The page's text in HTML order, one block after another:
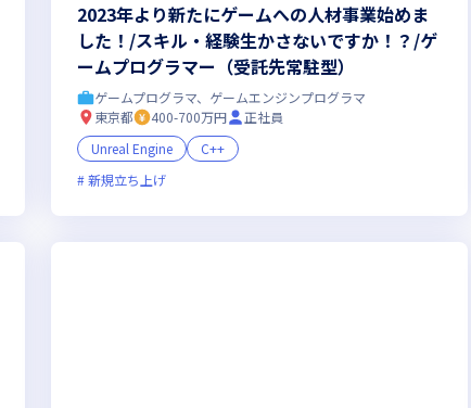
2023年より新たにゲームへの人材事業始めま
した！/スキル・経験生かさないですか！？/ゲ
ームプログラマー（受託先常駐型）
ゲームプログラマ、ゲームエンジンプログラマ
東京都
400-700万円
正社員
Unreal Engine
C++
新規立ち上げ